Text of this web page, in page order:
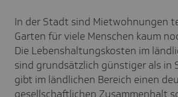
In der Stadt sind Mietwohnungen
Garten für viele Menschen kaum
Die Lebenshaltungskosten im
sind grundsätzlich günstiger als in
gibt im ländlichen Bereich einen
gesellschaftlichen Zusammenhalt